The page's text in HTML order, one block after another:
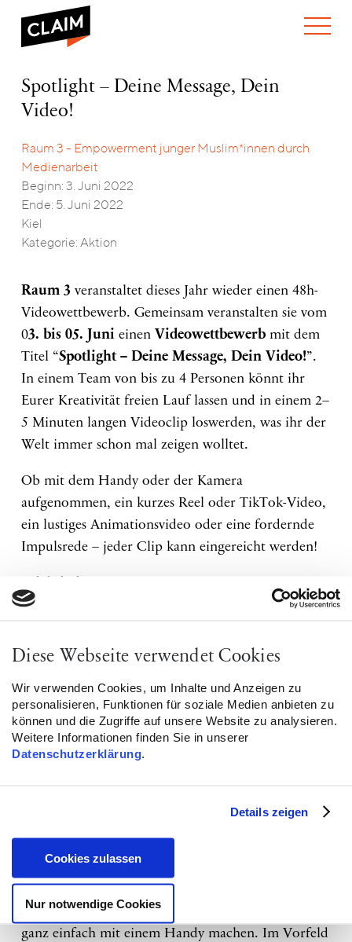
Diese Webseite verwendet Cookies
Wir verwenden Cookies, um Inhalte und Anzeigen zu
personalisieren, Funktionen für soziale Medien anbieten zu
können und die Zugriffe auf unsere Website zu analysieren.
Weitere Informationen finden Sie in unserer
Datenschutzerklärung
Details zeigen
Cookies zulassen
Nur notwendige Cookies
WER WIR SIND
TEAM
AKTUELLES
Spotlight
Deine
Dein
Video!
Spotlight – Deine Message, Dein
Video!
Raum 3 - Empowerment junger Muslim*innen durch
Medienarbeit
Beginn: 3. Juni 2022
Ende: 5. Juni 2022
Kiel
Kategorie: Aktion
Raum 3 veranstaltet dieses Jahr wieder einen 48h-
Videowettbewerb. Gemeinsam veranstalten sie vom
03. bis 05. Juni einen Videowettbewerbmit dem
Titel “Spotlight – Deine Message, Dein Video!”.
In einem Team von bis zu 4 Personen könnt ihr
Eurer Kreativität freien Lauf lassen und in einem 2–
5 Minuten langen Videoclip loswerden, was ihr der
Welt immer schon mal zeigen wolltet.
Ob mit dem Handy oder der Kamera
aufgenommen, ein kurzes Reel oder TikTok-Video,
ein lustiges Animationsvideo oder eine fordernde
Impulsrede – jeder Clip kann eingereicht werden!
Dir liegt ein Thema besonders am Herzen? Du
möchtest Menschen, die sonst nicht gehört werden,
eine Stimme geben? Ein Dankeschön für den*die
immer gut gelaunte*n Dönerverkäufer*in oder ein
politisches Statement für mehr Zusammenhalt in
Beim Videowettbewerb können alle mitmachen
oder noch nicht. Als Teilnehmende braucht ihr
auch keine Kamera, sondern könnt Euer Video
ganz einfach mit einem Handy machen. Im Vorfeld